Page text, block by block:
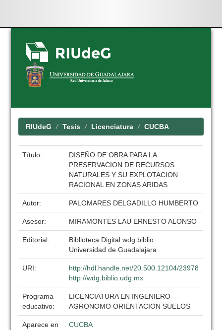
Skip
navigation
RIUdeG Tesis Licenciatura CUCBA
Título:
DISEÑO DE OBRA PARA LA
PRESERVACION DE RECURSOS
NATURALES Y SU EXPLOTACION
RACIONAL EN ZONAS ARIDAS
Autor: PALOMARES DELGADILLO HUMBERTO
Asesor: MIRAMONTES LAU ERNESTO ALONSO
Editorial:
Biblioteca Digital wdg.biblio
Universidad de Guadalajara
URI:
http://hdl.handle.net/20.500.12104/23978
http://wdg.biblio.udg.mx
Programa
educativo:
LICENCIATURA EN INGENIERO
AGRONOMO ORIENTACION SUELOS
Aparece en
CUCBA